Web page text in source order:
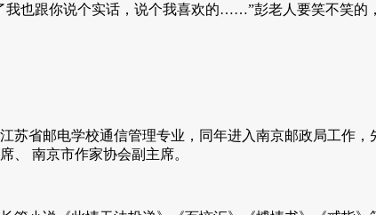
跟你说个实话，说个我喜欢的……”彭老人要笑不笑的，
省邮电学校通信管理专业，同年进入南京邮政局工作，
、 南京市作家协会副主席。